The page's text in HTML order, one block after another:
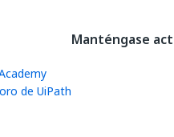
de UiPath
Manténgase